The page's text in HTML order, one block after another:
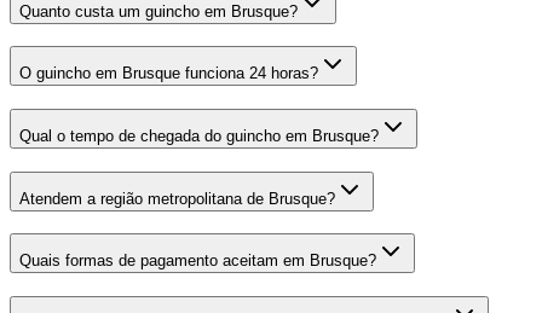
Quanto custa um guincho em Brusque?
O guincho em Brusque funciona 24 horas?
Qual o tempo de chegada do guincho em Brusque?
Atendem a região metropolitana de Brusque?
Quais formas de pagamento aceitam em Brusque?